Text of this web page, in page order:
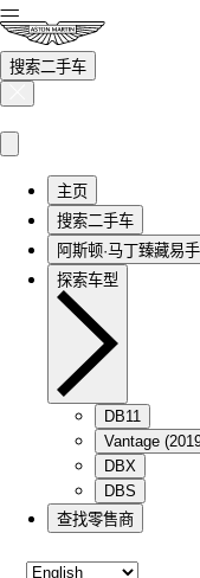
搜索二手车
主页
搜索二手车
阿斯顿·马丁臻藏易
探索车型
DB11
Vantage
DBX
DBS
查找零售商